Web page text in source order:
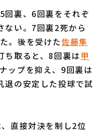
ライバシーポリシー
くある質問
裏、6回裏をそれぞ
ない。7回裏2死から
。後を受けた佐藤隼
ち取ると、8回裏は 甲
ップを抑え、9回裏は
退の安定した投球で試
直接対決を制し2位